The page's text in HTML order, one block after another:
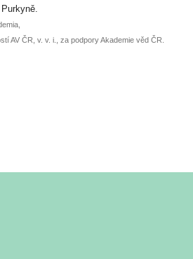
AV ČR, v. v. i., za podpory Akademie věd ČR.